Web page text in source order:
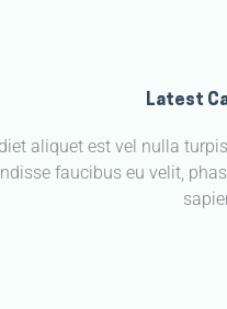
Latest
aliquet est vel nulla
faucibus eu velit,